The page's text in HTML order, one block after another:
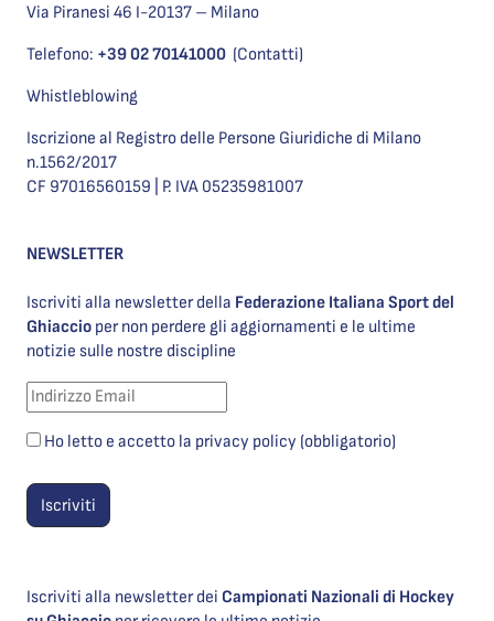
Via Piranesi 46 I-20137 – Milano
Telefono: +39 02 70141000 (Contatti)
Whistleblowing
Iscrizione al Registro delle Persone Giuridiche di Milano
n.1562/2017
CF 97016560159 | P. IVA 05235981007
NEWSLETTER
Iscriviti alla newsletter della Federazione Italiana Sport del
Ghiaccio per non perdere gli aggiornamenti e le ultime
notizie sulle nostre discipline
Ho letto e accetto la privacy policy (obbligatorio)
Iscriviti alla newsletter dei Campionati Nazionali di Hockey